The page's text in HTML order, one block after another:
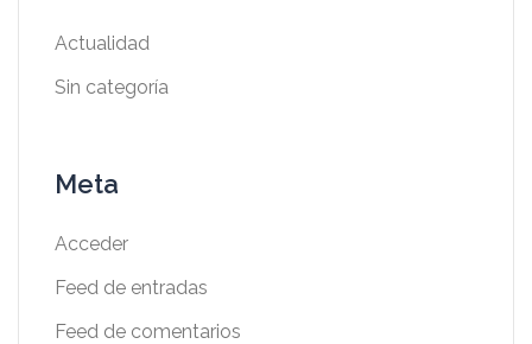
Actualidad
Sin categoría
Meta
Acceder
Feed de entradas
Feed de comentarios